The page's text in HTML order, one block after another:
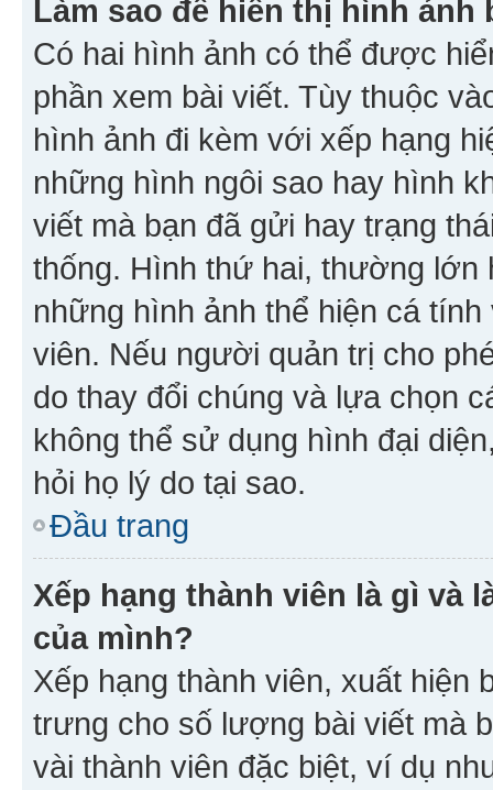
Làm sao để hiển thị hình
Có hai hình ảnh có thể được
phần xem bài viết. Tùy thuộc
hình ảnh đi kèm với xếp hạng
những hình ngôi sao hay hình
viết mà bạn đã gửi hay trạng
thống. Hình thứ hai, thường
những hình ảnh thể hiện cá
viên. Nếu người quản trị cho
do thay đổi chúng và lựa chọn
không thể sử dụng hình đại
hỏi họ lý do tại sao.
Đầu trang
Xếp hạng thành viên là gì và
của mình?
Xếp hạng thành viên, xuất
trưng cho số lượng bài viết mà
vài thành viên đặc biệt, ví dụ